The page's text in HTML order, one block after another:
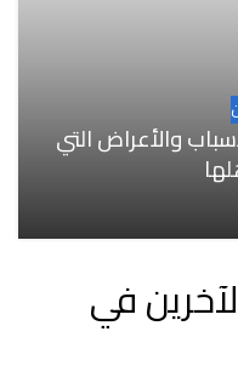
والأعراض التي
في